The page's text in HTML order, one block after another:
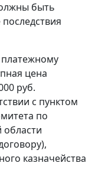
быть
платежному
цена
руб.
с пунктом
по
казначейства